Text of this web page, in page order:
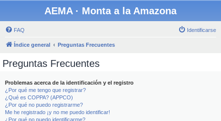
AEMA · Monta a la Amazona
FAQ Identificarse
Índice general Preguntas Frecuentes
Preguntas Frecuentes
Problemas acerca de la identificación y el registro
¿Por qué me tengo que registrar?
¿Qué es COPPA? (APPCO)
¿Por qué no puedo registrarme?
Me he registrado ¡y no me puedo identificar!
¿Por qué no puedo identificarme?